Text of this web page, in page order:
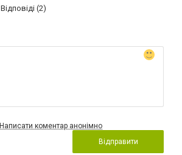
Відповіді (2)
Написати коментар анонімно
Відправити